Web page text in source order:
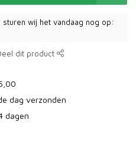
wij het vandaag nog op:
dit product
dag verzonden
dagen